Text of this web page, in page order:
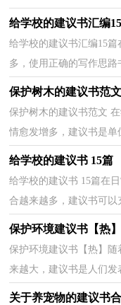
具有较强的可塑性。为
给学校的建议书汇编
给学校的建议书汇编15
多，使用正确的写作思
就毫无头绪？下面是小编
保护树木的建议书范文
保护树木的建议书范文
情愈发增多，建议书是
某项工作提出某种建议时
给学校的建议书 15篇
给学校的建议书 15篇在
合越来越多，建议书可
的智慧。你所见过的建议
保护环境建议书【热】
保护环境建议书【热】
来越大，建议书是人们
议书是怎么写的呢？以下
关于养宠物的建议书